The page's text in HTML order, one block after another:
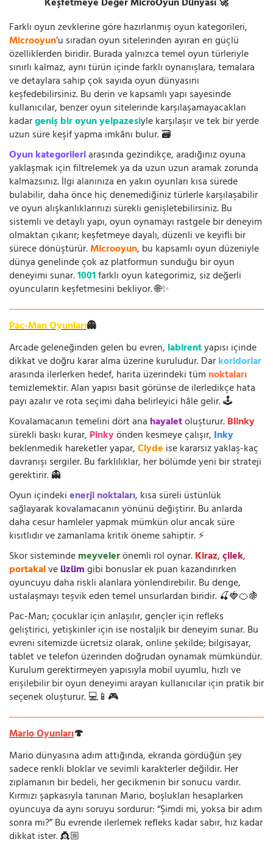
Farklı oyun zevklerine göre hazırlanmış oyun kategorileri,
Microoyun’u sıradan oyun sitelerinden ayıran en güçlü
özelliklerden biridir. Burada yalnızca temel oyun türleriyle
sınırlı kalmaz, aynı türün içinde farklı oynanışlara, temalara
ve detaylara sahip çok sayıda oyun dünyasını
keşfedebilirsiniz. Bu derin ve kapsamlı yapı sayesinde
kullanıcılar, benzer oyun sitelerinde karşılaşamayacakları
kadargeniş bir oyun yelpazesiyle karşılaşır ve tek bir yerde
uzun süre keşif yapma imkânı bulur. 🗃️
Oyun kategorileriarasında gezindikçe, aradığınız oyuna
yaklaşmak için filtrelemek ya da uzun uzun aramak zorunda
kalmazsınız. İlgi alanınıza en yakın oyunları kısa sürede
bulabilir, daha önce hiç denemediğiniz türlerle karşılaşabilir
ve oyun alışkanlıklarınızı sürekli genişletebilirsiniz. Bu
sistemli ve detaylı yapı, oyun oynamayı rastgele bir deneyim
olmaktan çıkarır; keşfetmeye dayalı, düzenli ve keyifli bir
sürece dönüştürür.Microoyun, bu kapsamlı oyun düzeniyle
dünya genelinde çok az platformun sunduğu bir oyun
deneyimi sunar.1001farklı oyun kategorimiz, siz değerli
oyuncuların keşfetmesini bekliyor. 🌐✨
Pac-Man Oyunları👻
Arcade geleneğinden gelen bu evren, labirentyapısı içinde
dikkat ve doğru karar alma üzerine kuruludur. Darkoridorlar
arasında ilerlerken hedef, harita üzerindeki tüm noktaları
temizlemektir. Alan yapısı basit görünse de ilerledikçe hata
payı azalır ve rota seçimi daha belirleyici hâle gelir. 🕹️
Kovalamacanın temelini dört ana hayaletoluşturur.Blinky
sürekli baskı kurar, Pinkyönden kesmeye çalışır, Inky
beklenmedik hareketler yapar,Clyde ise kararsız yaklaş-kaç
davranışı sergiler. Bu farklılıklar, her bölümde yeni bir strateji
gerektirir. 👻
Oyun içindekienerji noktaları, kısa süreli üstünlük
sağlayarak kovalamacanın yönünü değiştirir. Bu anlarda
daha cesur hamleler yapmak mümkün olur ancak süre
kısıtlıdır ve zamanlama kritik öneme sahiptir. ⚡
Skor sistemindemeyvelerönemli rol oynar.Kiraz,çilek,
portakalveüzümgibi bonuslar ek puan kazandırırken
oyuncuyu daha riskli alanlara yönlendirebilir. Bu denge,
ustalaşmayı teşvik eden temel unsurlardan biridir. 🍒🍓🍊🍇
Pac-Man; çocuklar için anlaşılır, gençler için refleks
geliştirici, yetişkinler için ise nostaljik bir deneyim sunar. Bu
evreni sitemizde ücretsiz olarak, online şekilde; bilgisayar,
tablet ve telefon üzerinden doğrudan oynamak mümkündür.
Kurulum gerektirmeyen yapısıyla mobil uyumlu, hızlı ve
erişilebilir bir oyun deneyimi arayan kullanıcılar için pratik bir
seçenek oluşturur. 💻📱🎮
Mario Oyunları🍄
Mario dünyasına adım attığında, ekranda gördüğün şey
sadece renkli bloklar ve sevimli karakterler değildir. Her
zıplamanın bir bedeli, her gecikmenin bir sonucu vardır.
Kırmızı şapkasıyla tanınan Mario, boşlukları hesaplarken
oyuncuya da aynı soruyu sordurur: “Şimdi mi, yoksa bir adım
sonra mı?” Bu evrende ilerlemek refleks kadar sabır, hız kadar
dikkat ister. 👸🏼